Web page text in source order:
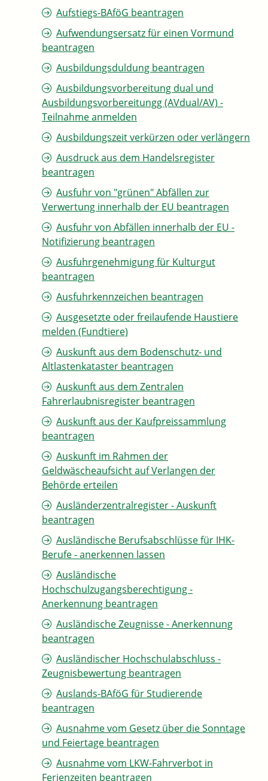
Aufstiegs-BAföG beantragen
Aufwendungsersatz für einen Vormund
beantragen
Ausbildungsduldung beantragen
Ausbildungsvorbereitung dual und
Ausbildungsvorbereitungg (AVdual/AV) -
Teilnahme anmelden
Ausbildungszeit verkürzen oder verlängern
Ausdruck aus dem Handelsregister
beantragen
Ausfuhr von "grünen" Abfällen zur
Verwertung innerhalb der EU beantragen
Ausfuhr von Abfällen innerhalb der EU -
Notifizierung beantragen
Ausfuhrgenehmigung für Kulturgut
beantragen
Ausfuhrkennzeichen beantragen
Ausgesetzte oder freilaufende Haustiere
melden (Fundtiere)
Auskunft aus dem Bodenschutz- und
Altlastenkataster beantragen
Auskunft aus dem Zentralen
Fahrerlaubnisregister beantragen
Auskunft aus der Kaufpreissammlung
beantragen
Auskunft im Rahmen der
Geldwäscheaufsicht auf Verlangen der
Behörde erteilen
Ausländerzentralregister - Auskunft
beantragen
Ausländische Berufsabschlüsse für IHK-
Berufe - anerkennen lassen
Ausländische
Hochschulzugangsberechtigung -
Anerkennung beantragen
Ausländische Zeugnisse - Anerkennung
beantragen
Ausländischer Hochschulabschluss -
Zeugnisbewertung beantragen
Auslands-BAföG für Studierende
beantragen
Ausnahme vom Gesetz über die Sonntage
und Feiertage beantragen
Ausnahme vom LKW-Fahrverbot in
Ferienzeiten beantragen